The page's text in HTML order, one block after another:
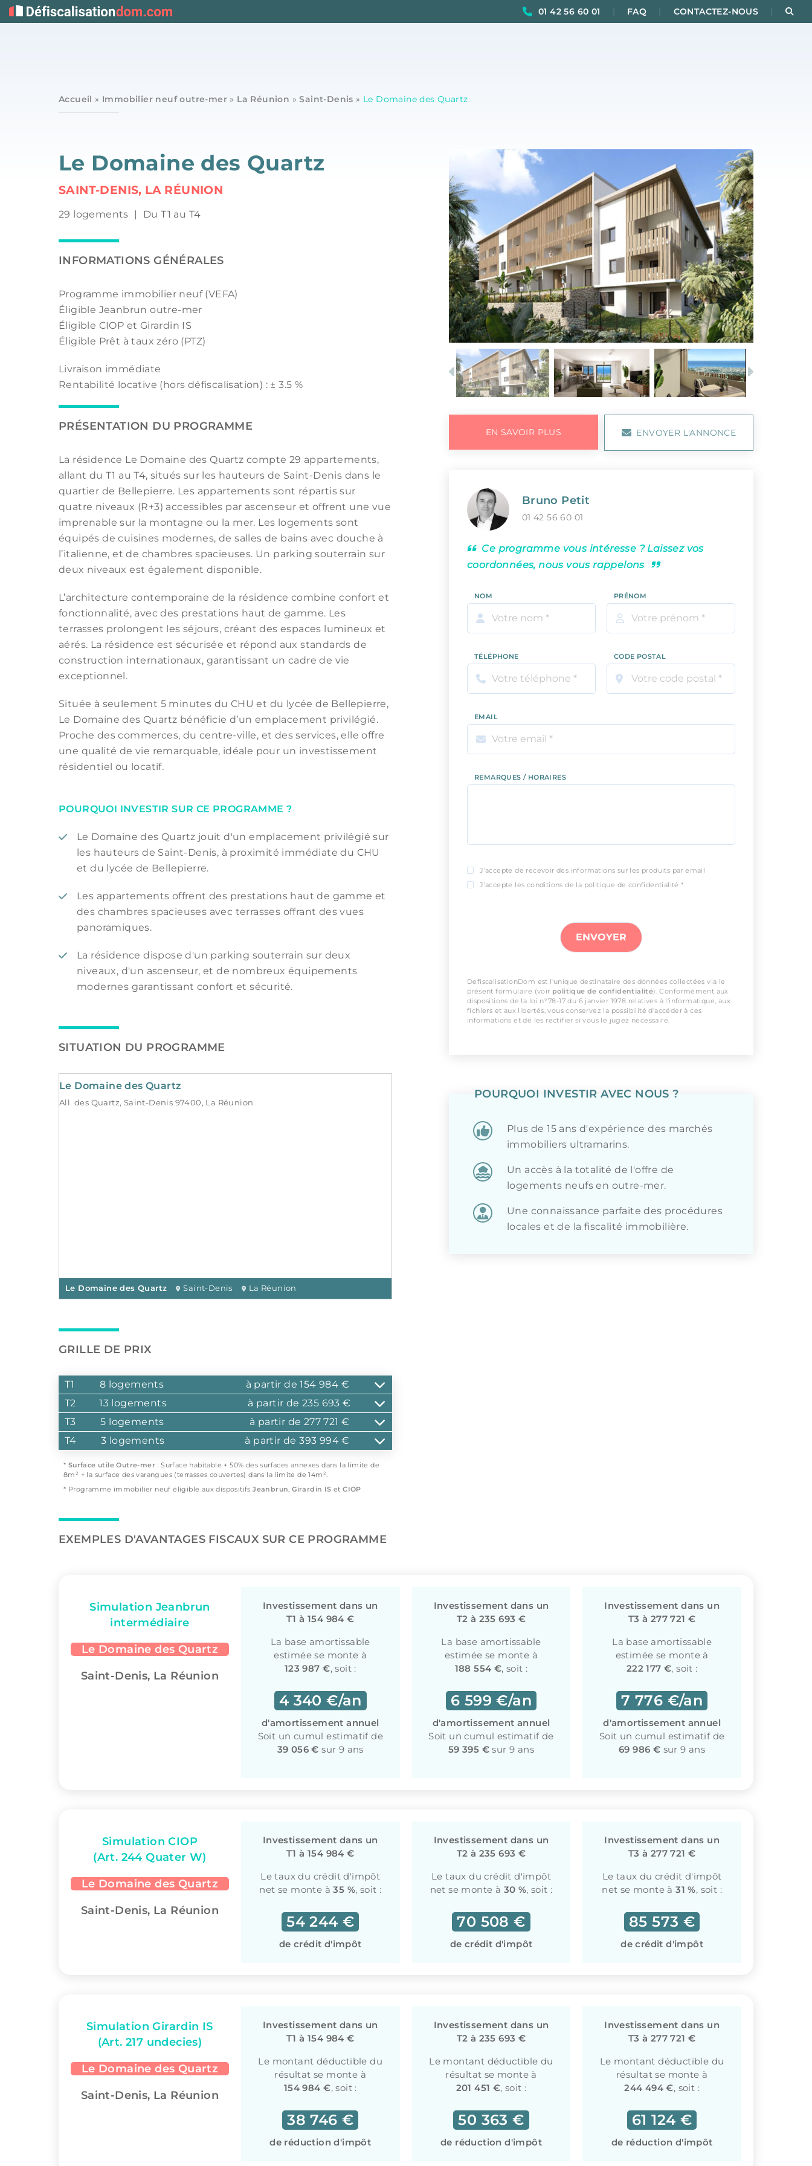
01 42 56 60 01 FAQ CONTACTEZ-NOUS
Accueil » Immobilier neuf outre-mer » La Réunion »Saint-Denis » Le Domaine des Quartz
Le Domaine des Quartz
SAINT-DENIS, LA RÉUNION
29 logements | Du T1 au T4
INFORMATIONS GÉNÉRALES
Programme immobilier neuf (VEFA)
Éligible Jeanbrun outre-mer
Éligible CIOP et Girardin IS
Éligible Prêt à taux zéro (PTZ)
Livraison immédiate
Rentabilité locative (hors défiscalisation) : ± 3.5 %
Previous Next
PRÉSENTATION DU PROGRAMME
La résidence Le Domaine des Quartz compte 29 appartements,
allant du T1 au T4, situés sur les hauteurs de Saint-Denis dans le
quartier de Bellepierre. Les appartements sont répartis sur
quatre niveaux (R+3) accessibles par ascenseur et offrent une vue
imprenable sur la montagne ou la mer. Les logements sont
équipés de cuisines modernes, de salles de bains avec douche à
l’italienne, et de chambres spacieuses. Un parking souterrain sur
deux niveaux est également disponible.
L’architecture contemporaine de la résidence combine confort et
fonctionnalité, avec des prestations haut de gamme. Les
terrasses prolongent les séjours, créant des espaces lumineux et
aérés. La résidence est sécurisée et répond aux standards de
construction internationaux, garantissant un cadre de vie
exceptionnel.
Située à seulement 5 minutes du CHU et du lycée de Bellepierre,
Le Domaine des Quartz bénéficie d’un emplacement privilégié.
Proche des commerces, du centre-ville, et des services, elle offre
une qualité de vie remarquable, idéale pour un investissement
résidentiel ou locatif.
POURQUOI INVESTIR SUR CE PROGRAMME ?
Le Domaine des Quartz jouit d'un emplacement privilégié sur
les hauteurs de Saint-Denis, à proximité immédiate du CHU
et du lycée de Bellepierre.
Les appartements offrent des prestations haut de gamme et
des chambres spacieuses avec terrasses offrant des vues
panoramiques.
La résidence dispose d'un parking souterrain sur deux
niveaux, d'un ascenseur, et de nombreux équipements
modernes garantissant confort et sécurité.
SITUATION DU PROGRAMME
Le Domaine des Quartz
All. des Quartz, Saint-Denis 97400, La Réunion
Le Domaine des Quartz Saint-Denis La Réunion
GRILLE DE PRIX
T1 8 logements
à partir de 154 984 €
T2
13 logements
à partir de 235 693 €
T3
5 logements
à partir de 277 721 €
T4
3 logements à partir de 393 994 €
* Surface utile Outre-mer : Surface habitable + 50% des surfaces annexes dans la limite de
8m² + la surface des varangues (terrasses couvertes) dans la limite de 14m².
* Programme immobilier neuf éligible aux dispositifsJeanbrun,Girardin IS etCIOP
EN SAVOIR PLUS ENVOYER L'ANNONCE
Bruno Petit
01 42 56 60 01
Ce programme vous intéresse ? Laissez vos
coordonnées, nous vous rappelons
NOM PRÉNOM
TÉLÉPHONE CODE POSTAL
EMAIL
REMARQUES / HORAIRES
J’accepte de recevoir des informations sur les produits par email
J’accepte les conditions de la politique de confidentialité *
DefiscalisationDom est l'unique destinataire des données collectées via le
présent formulaire (voir politique de confidentialité). Conformément aux
dispositions de la loi n°78-17 du 6 janvier 1978 relatives à l'informatique, aux
fichiers et aux libertés, vous conservez la possibilité d'accéder à ces
informations et de les rectifier si vous le jugez nécessaire.
POURQUOI INVESTIR AVEC NOUS ?
Plus de 15 ans d'expérience des marchés
immobiliers ultramarins.
Un accès à la totalité de l'offre de
logements neufs en outre-mer.
Une connaissance parfaite des procédures
locales et de la fiscalité immobilière.
EXEMPLES D'AVANTAGES FISCAUX SUR CE PROGRAMME
Simulation Jeanbrun
intermédiaire
Le Domaine des Quartz
Saint-Denis, La Réunion
Investissement dans un
T1 à 154 984 €
La base amortissable
estimée se monte à
123 987 €, soit :
4 340 €/an
d'amortissement annuel
Soit un cumul estimatif de
39 056 € sur 9 ans
Investissement dans un
T2 à 235 693 €
La base amortissable
estimée se monte à
188 554 €, soit :
6 599 €/an
d'amortissement annuel
Soit un cumul estimatif de
59 395 € sur 9 ans
Investissement dans un
T3 à 277 721 €
La base amortissable
estimée se monte à
222 177 €, soit :
7 776 €/an
d'amortissement annuel
Soit un cumul estimatif de
69 986 € sur 9 ans
Simulation CIOP
(Art. 244 Quater W)
Le Domaine des Quartz
Saint-Denis, La Réunion
Investissement dans un
T1 à 154 984 €
Le taux du crédit d'impôt
net se monte à35 %, soit :
54 244 €
de crédit d'impôt
Investissement dans un
T2 à 235 693 €
Le taux du crédit d'impôt
net se monte à 30 %, soit :
70 508 €
de crédit d'impôt
Investissement dans un
T3 à 277 721 €
Le taux du crédit d'impôt
net se monte à31 %, soit :
85 573 €
de crédit d'impôt
Simulation Girardin IS
(Art. 217 undecies)
Le Domaine des Quartz
Saint-Denis, La Réunion
Investissement dans un
T1 à 154 984 €
Le montant déductible du
résultat se monte à
154 984 €, soit :
38 746 €
de réduction d'impôt
Investissement dans un
T2 à 235 693 €
Le montant déductible du
résultat se monte à
201 451 €, soit :
50 363 €
de réduction d'impôt
Investissement dans un
T3 à 277 721 €
Le montant déductible du
résultat se monte à
244 494 €, soit :
61 124 €
de réduction d'impôt